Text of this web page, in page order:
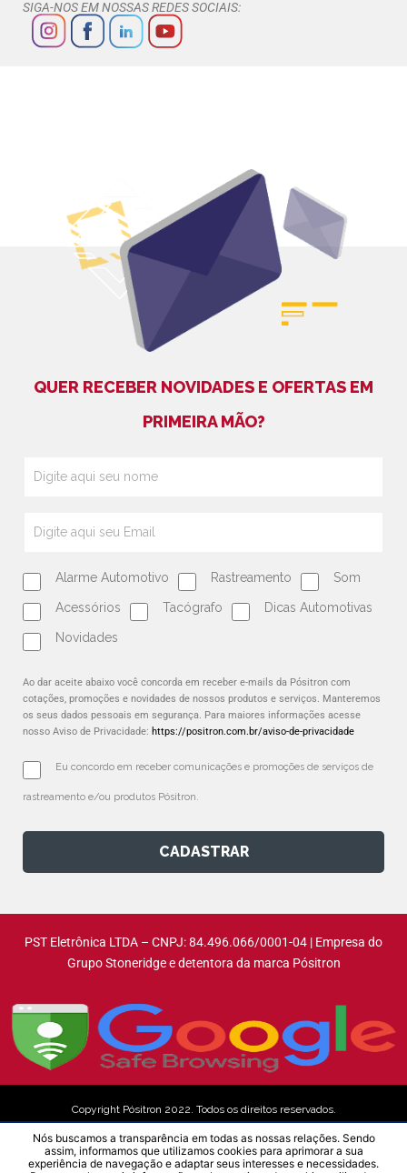
SIGA-NOS EM NOSSAS REDES SOCIAIS:
QUER RECEBER NOVIDADES E OFERTAS EM
PRIMEIRA MÃO?
Alarme Automotivo Rastreamento Som
Acessórios Tacógrafo Dicas Automotivas
Novidades
Ao dar aceite abaixo você concorda em receber e-mails da Pósitron com
cotações, promoções e novidades de nossos produtos e serviços. Manteremos
os seus dados pessoais em segurança. Para maiores informações acesse
nosso Aviso de Privacidade: https://positron.com.br/aviso-de-privacidade
Eu concordo em receber comunicações e promoções de serviços de
rastreamento e/ou produtos Pósitron.
CADASTRAR
PST Eletrônica LTDA – CNPJ: 84.496.066/0001-04 | Empresa do
Grupo Stoneridge e detentora da marca Pósitron
Copyright Pósitron 2022. Todos os direitos reservados.
Aviso de Privacidade
Nós buscamos a transparência em todas as nossas relações. Sendo
assim, informamos que utilizamos cookies para aprimorar a sua
experiência de navegação e adaptar seus interesses e necessidades.